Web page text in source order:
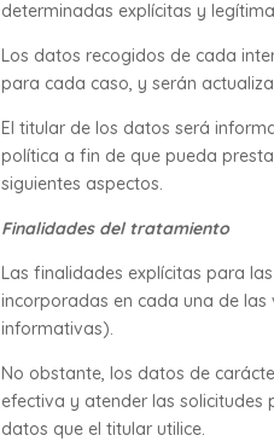
determinadas explícitas y
Los datos recogidos de cada
para cada caso, y serán
El titular de los datos será
política a fin de que pueda
siguientes aspectos.
Finalidades del tratamiento
Las finalidades explícitas para
incorporadas en cada una de
informativas).
No obstante, los datos de
efectiva y atender las
datos que el titular utilice.